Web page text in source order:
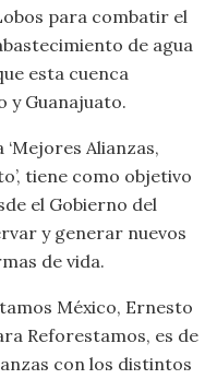
para combatir el
de agua
esta cuenca
y Guanajuato.
Alianzas,
tiene como objetivo
el Gobierno del
y generar nuevos
de vida.
México, Ernesto
Reforestamos, es de
con los distintos